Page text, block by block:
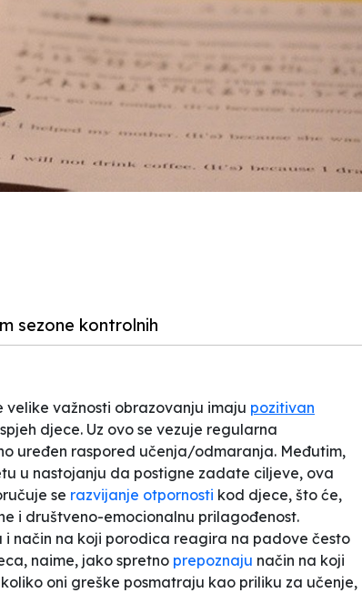
sezone kontrolnih
važnosti obrazovanju imaju pozitivan
djece. Uz ovo se vezuje regularna
uređen raspored učenja/odmaranja. Međutim,
u nastojanju da postigne zadate ciljeve, ova
se razvijanje otpornosti kod djece, što će,
i društveno-emocionalnu prilagođenost.
način na koji porodica reagira na padove često
naime, jako spretno prepoznaju način na koji
oni greške posmatraju kao priliku za učenje,